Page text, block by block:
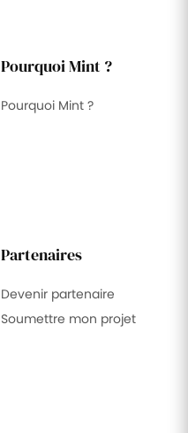
Pourquoi Mint ?
Pourquoi Mint ?
Partenaires
Devenir partenaire
Soumettre mon projet